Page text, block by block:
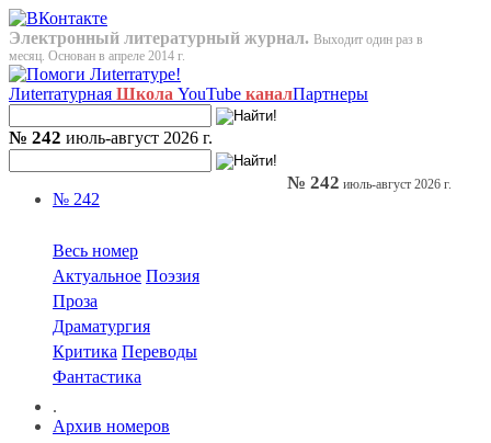
Электронный литературный журнал. Выходит один раз в
месяц. Основан в апреле 2014 г.
Лиterraтурная Школа YouTube каналПартнеры
№ 242 июль-август 2026 г.
№ 242
Весь номер
Актуальное Поэзия
Проза
Драматургия
Критика Переводы
Фантастика
.
Архив номеров
№ 242 июль-август 2026 г.